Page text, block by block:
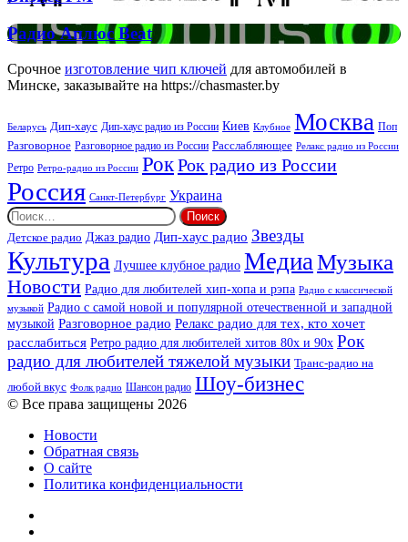
Радио
Аплюс
Beat
Радио Аплюс Beat
Срочное изготовление чип ключей для автомобилей в
Минске, заказывайте на https://chasmaster.by
Беларусь Дип-хаус Дип-хаус радио из России Киев Клубное Москва Поп
Разговорное Разговорное радио из России Расслабляющее Релакс радио из России
Ретро Ретро-радио из России РокРок радио из России
Россия Санкт-Петербург Украина
Найти:
Детское радио Джаз радио Дип-хаус радио Звезды
Культура Лучшее клубное радио Медиа Музыка
Новости Радио для любителей хип-хопа и рэпа Радио с классической
музыкой Радио с самой новой и популярной отечественной и западной
музыкой Разговорное радио Релакс радио для тех, кто хочет
расслабиться Ретро радио для любителей хитов 80х и 90х Рок
радио для любителей тяжелой музыки Транс-радио на
любой вкус Фолк радио Шансон радио Шоу-бизнес
© Все права защищены 2026
Новости
Обратная связь
О сайте
Политика конфиденциальности